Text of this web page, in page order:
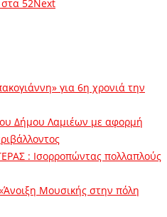
στα 52Next
για 6η χρονιά την
Δήμου Λαμιέων με αφορμή
: Ισορροπώντας πολλαπλούς
Μουσικής στην πόλη